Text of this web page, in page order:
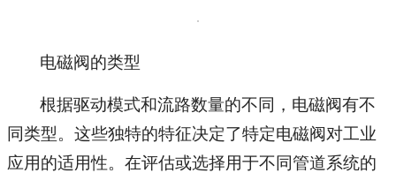
电磁阀的类型
根据驱动模式和流路数量的不同，电磁阀有不
同类型。这些独特的特征决定了特定电磁阀对工业
应用的适用性。在评估或选择用于不同管道系统的